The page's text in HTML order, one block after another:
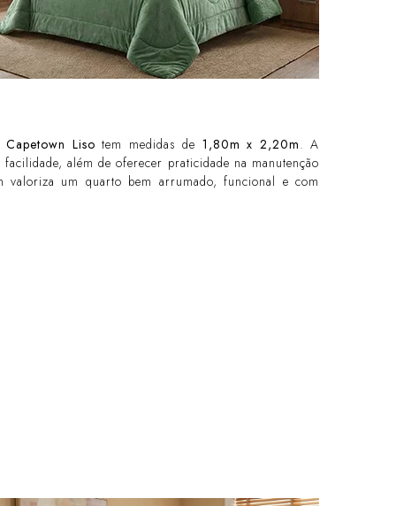
Liso tem medidas de 1,80m x 2,20m. A
além de oferecer praticidade na manutenção
valoriza um quarto bem arrumado, funcional e com